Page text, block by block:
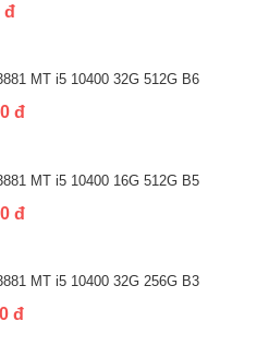
đ
MT i5 10400 32G 512G B6
đ
MT i5 10400 16G 512G B5
đ
MT i5 10400 32G 256G B3
đ